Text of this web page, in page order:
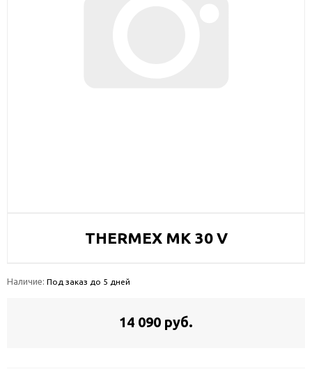
THERMEX MK 30 V
Наличие: Под заказ до 5 дней
14 090 руб.